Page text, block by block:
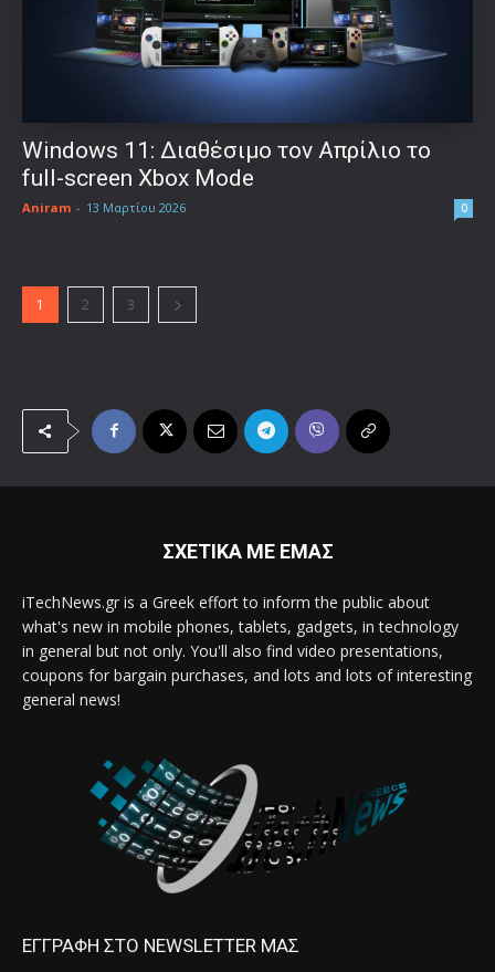
Windows 11: Διαθέσιμο τον Απρίλιο το
full-screen Xbox Mode
Aniram - 13 Μαρτίου 2026 0
1 2 3
ΣΧΕΤΙΚΑ ΜΕ ΕΜΑΣ
iTechNews.gr is a Greek effort to inform the public about
what's new in mobile phones, tablets, gadgets, in technology
in general but not only. You'll also find video presentations,
coupons for bargain purchases, and lots and lots of interesting
general news!
ΕΓΓΡΑΦΗ ΣΤΟ NEWSLETTER ΜΑΣ